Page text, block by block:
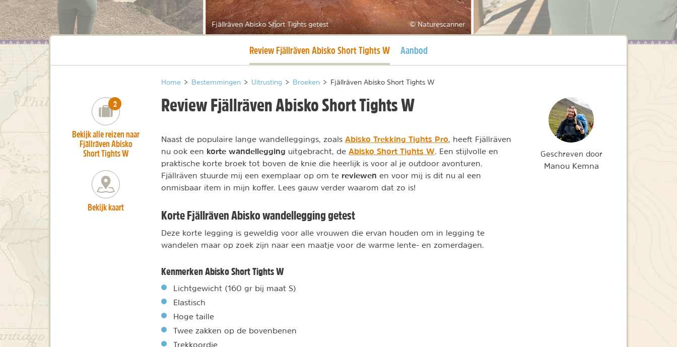
Fjällräven Abisko Short Tights getest © Naturescanner
Huidige pagina
Review Fjällräven Abisko Short Tights W Aanbod
Home > Bestemmingen > Uitrusting > Broeken > Fjällräven Abisko Short Tights W
Review Fjällräven Abisko Short Tights W
Naast de populaire lange wandelleggings, zoals Abisko Trekking Tights Pro, heeft Fjällräven
nu ook een korte wandellegging uitgebracht, de Abisko Short Tights W. Een stijlvolle en
praktische korte broek tot boven de knie die heerlijk is voor al je outdoor avonturen.
Fjällräven stuurde mij een exemplaar op om te reviewen en voor mij is dit nu al een
onmisbaar item in mijn koffer. Lees gauw verder waarom dat zo is!
Korte Fjällräven Abisko wandellegging getest
Deze korte legging is geweldig voor alle vrouwen die ervan houden om in legging te
wandelen maar op zoek zijn naar een maatje voor de warme lente- en zomerdagen.
Kenmerken Abisko Short Tights W
Lichtgewicht (160 gr bij maat S)
Elastisch
Hoge taille
Twee zakken op de bovenbenen
Trekkoordje
number_of_trips:
2
Bekijk alle reizen naar
Fjällräven Abisko
Short Tights W
Bekijk kaart
Geschreven door
Manou Kemna